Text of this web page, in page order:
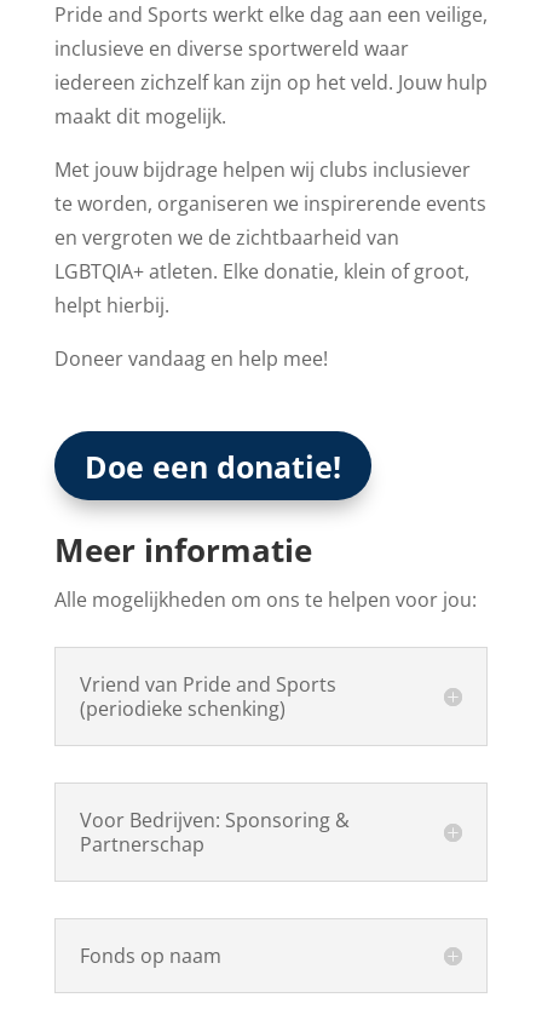
Pride and Sports werkt elke dag aan een veilige,
inclusieve en diverse sportwereld waar
iedereen zichzelf kan zijn op het veld. Jouw hulp
maakt dit mogelijk.
Met jouw bijdrage helpen wij clubs inclusiever
te worden, organiseren we inspirerende events
en vergroten we de zichtbaarheid van
LGBTQIA+ atleten. Elke donatie, klein of groot,
helpt hierbij.
Doneer vandaag en help mee!
Doe een donatie!
Meer informatie
Alle mogelijkheden om ons te helpen voor jou:
Vriend van Pride and Sports
(periodieke schenking)
Voor Bedrijven: Sponsoring &
Partnerschap
Fonds op naam